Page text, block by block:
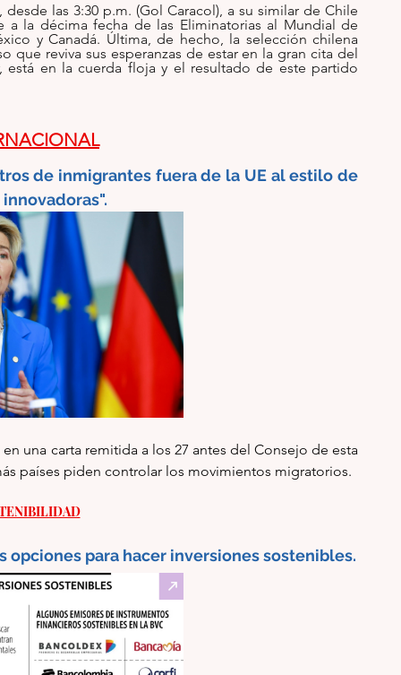
las 3:30 p.m. (Gol Caracol), a su similar de Chile
la décima fecha de las Eliminatorias al Mundial de
y Canadá. Última, de hecho, la selección chilena
que reviva sus esperanzas de estar en la gran cita del
está en la cuerda floja y el resultado de este partido
de inmigrantes fuera de la UE al estilo de
una carta remitida a los 27 antes del Consejo de esta
países piden controlar los movimientos migratorios.